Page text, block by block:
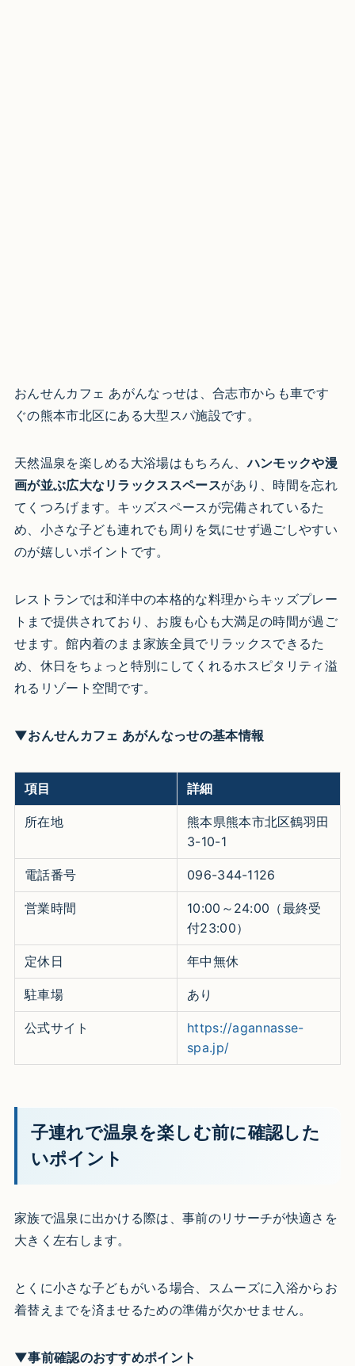
おんせんカフェ あがんなっせは、合志市からも車です
ぐの熊本市北区にある大型スパ施設です。
天然温泉を楽しめる大浴場はもちろん、ハンモックや漫
画が並ぶ広大なリラックススペースがあり、時間を忘れ
てくつろげます。キッズスペースが完備されているた
め、小さな子ども連れでも周りを気にせず過ごしやすい
のが嬉しいポイントです。
レストランでは和洋中の本格的な料理からキッズプレー
トまで提供されており、お腹も心も大満足の時間が過ご
せます。館内着のまま家族全員でリラックスできるた
め、休日をちょっと特別にしてくれるホスピタリティ溢
れるリゾート空間です。
▼おんせんカフェ あがんなっせの基本情報
項目 詳細
所在地
熊本県熊本市北区鶴羽田
3-10-1
電話番号 096-344-1126
営業時間
10:00～24:00（最終受
付23:00）
定休日 年中無休
駐車場 あり
公式サイト
https://agannasse-
spa.jp/
子連れで温泉を楽しむ前に確認した
いポイント
家族で温泉に出かける際は、事前のリサーチが快適さを
大きく左右します。
とくに小さな子どもがいる場合、スムーズに入浴からお
着替えまでを済ませるための準備が欠かせません。
▼事前確認のおすすめポイント